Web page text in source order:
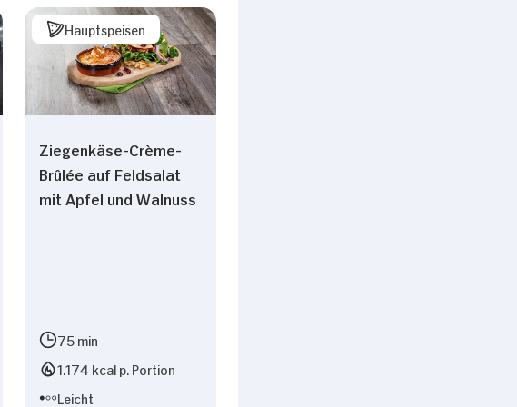
Alle zulassen
Hauptspeisen
Ziegenkäse-Crème-
Brûlée auf Feldsalat
mit Apfel und Walnuss
75 min
1.174 kcal p. Portion
Leicht